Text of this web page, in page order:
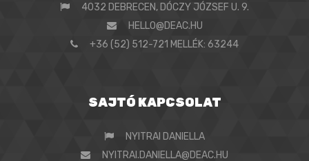
4032 DEBRECEN, DÓCZY JÓZSEF U. 9.
HELLO@DEAC.HU
+36 (52) 512-721 MELLÉK: 63244
SAJTÓ KAPCSOLAT
NYITRAI DANIELLA
NYITRAI.DANIELLA@DEAC.HU